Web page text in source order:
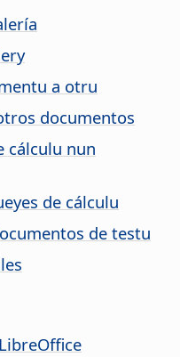
a otru
documentos
cálculu nun
de cálculu
de testu